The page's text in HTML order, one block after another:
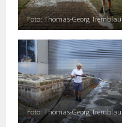
Foto: Thomas-Georg Tremblau
Foto: Thomas-Georg Tremblau